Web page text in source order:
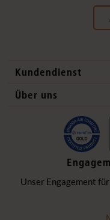
Kundendienst
Kontaktdaten
Häufig gestellte Fragen
Datenschutzerklärung
Impressum
Über uns
Qualitätsprodukte
Gesund und sicher
Flexible Einrichtung
Ökologisch
Einzigartige
Unser Engagement